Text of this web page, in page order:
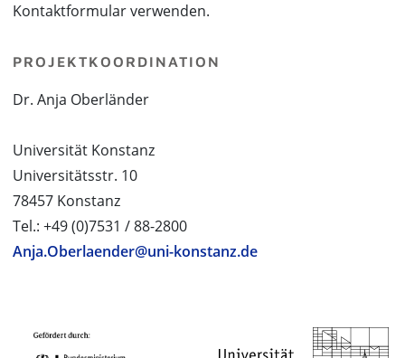
Kontaktformular verwenden.
PROJEKTKOORDINATION
Dr. Anja Oberländer
Universität Konstanz
Universitätsstr. 10
78457 Konstanz
Tel.: +49 (0)7531 / 88-2800
Anja.Oberlaender@uni-konstanz.de